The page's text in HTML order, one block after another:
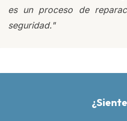
es un proceso de
seguridad."